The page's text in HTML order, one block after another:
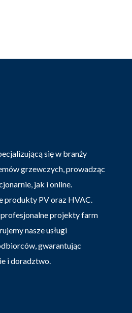
się w branży
grzewczych, prowadząc
jak i online.
produkty PV oraz HVAC.
projekty farm
nasze usługi
gwarantując
i doradztwo.